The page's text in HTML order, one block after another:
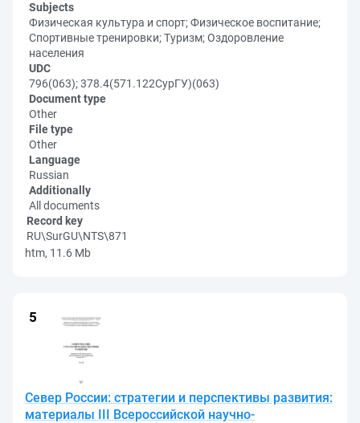
Subjects
Физическая культура и спорт; Физическое воспитание;
Спортивные тренировки; Туризм; Оздоровление
населения
UDC
796(063); 378.4(571.122СурГУ)(063)
Document type
Other
File type
Other
Language
Russian
Additionally
All documents
Record key
RU\SurGU\NTS\871
htm, 11.6 Mb
Север России: стратегии и перспективы развития:
материалы III Всероссийской научно-